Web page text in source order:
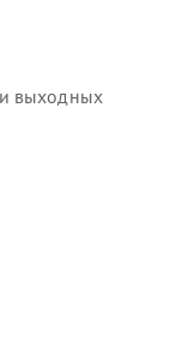
выходных